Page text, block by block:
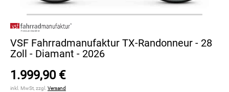
VSF Fahrradmanufaktur TX-Randonneur - 28
Zoll - Diamant - 2026
1.999,90 €
inkl. MwSt, zzgl. Versand